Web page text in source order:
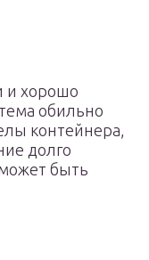
и хорошо
обильно
контейнера,
долго
быть